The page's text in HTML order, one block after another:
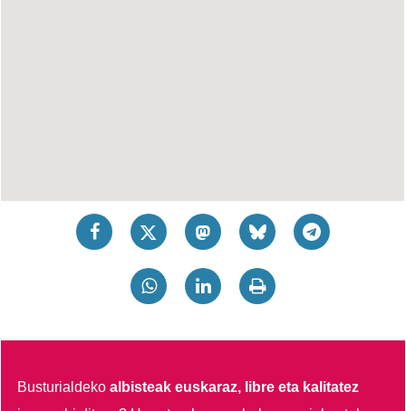
Busturialdekoalbisteak euskaraz, libre eta kalitatez